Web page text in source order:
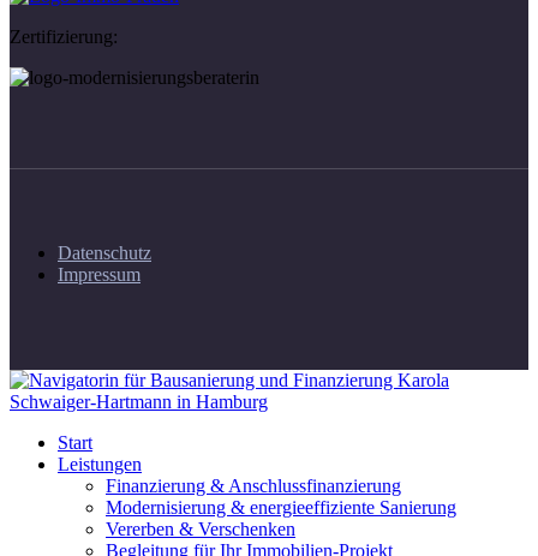
Zertifizierung:
Datenschutz
Impressum
Start
Leistungen
Finanzierung & Anschlussfinanzierung
Modernisierung & energieeffiziente Sanierung
Vererben & Verschenken
Begleitung für Ihr Immobilien-Projekt